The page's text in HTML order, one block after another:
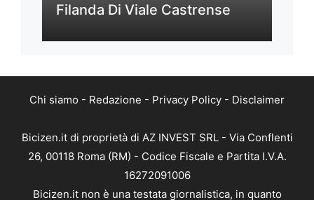
Filanda Di Viale Castrense
Chi siamo - Redazione - Privacy Policy - Disclaimer
Bicizen.it di proprietà di AZ INVEST SRL - Via Conflenti
26, 00118 Roma (RM) - Codice Fiscale e Partita I.V.A.
16272091006
Bicizen.it non è una testata giornalistica, in quanto